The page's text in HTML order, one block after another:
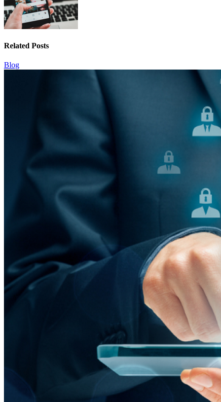
Related Posts
Blog